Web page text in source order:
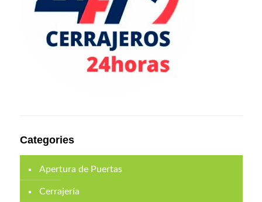
Categories
Apertura de Puertas
Cerrajería